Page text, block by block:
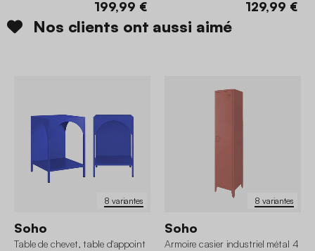
199,99 € 129,99 €
Nos clients ont aussi aimé
8 variantes
Soho
Table de chevet, table d'appoint
8 variantes
Soho
Armoire casier industriel métal 4